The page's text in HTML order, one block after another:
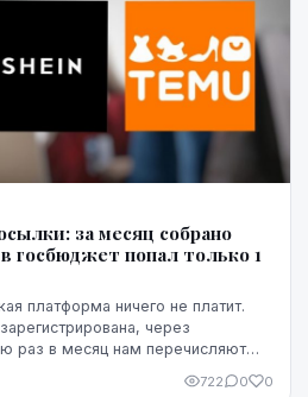
за месяц собрано
госбюджет попал только 1
платформа ничего не платит.
через
раз в месяц нам перечисляют
предъявляется таможне,
722 0 0